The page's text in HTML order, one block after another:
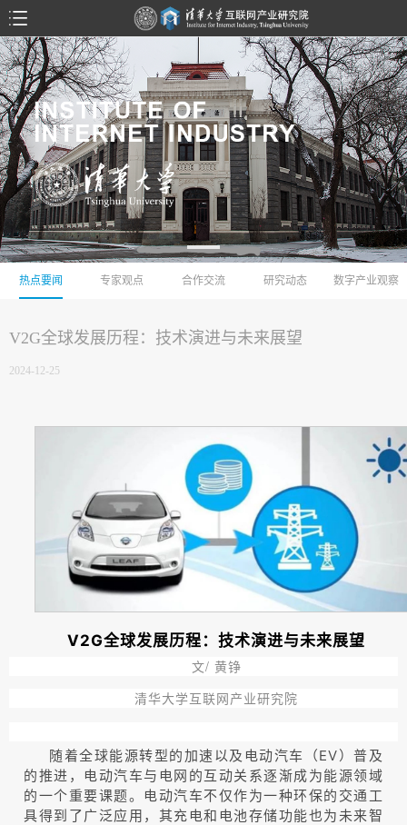
热点要闻 专家观点 合作交流 研究动态 数字产业观察
V2G全球发展历程：技术演进与未来展望
2024-12-25
V2G全球发展历程：技术演进与未来展望
文/ 黄铮
清华大学互联网产业研究院
随着全球能源转型的加速以及电动汽车（EV）普及
的推进，电动汽车与电网的互动关系逐渐成为能源领域
的一个重要课题。电动汽车不仅作为一种环保的交通工
具得到了广泛应用，其充电和电池存储功能也为未来智